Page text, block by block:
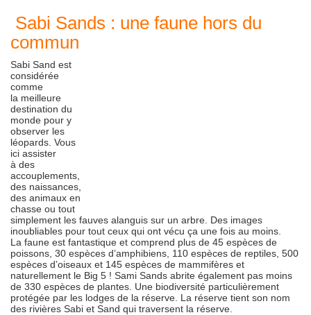
Sabi Sands : une faune hors du
commun
Sabi Sand est
considérée
comme
la meilleure
destination du
monde pour y
observer les
léopards. Vous
ici assister
à des
accouplements,
des naissances,
des animaux en
chasse ou tout
simplement les fauves alanguis sur un arbre. Des images
inoubliables pour tout ceux qui ont vécu ça une fois au moins.
La faune est fantastique et comprend plus de 45 espèces de
poissons, 30 espèces d’amphibiens, 110 espèces de reptiles, 500
espèces d’oiseaux et 145 espèces de mammifères et
naturellement le Big 5 ! Sami Sands abrite également pas moins
de 330 espèces de plantes. Une biodiversité particulièrement
protégée par les lodges de la réserve. La réserve tient son nom
des rivières Sabi et Sand qui traversent la réserve.